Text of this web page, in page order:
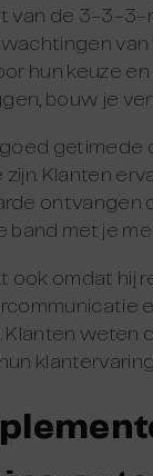
van de 3-3-3-
hun keuze
bouw je
getimede
Klanten
ontvangen
band met je
ook omdat hij
Klanten weten